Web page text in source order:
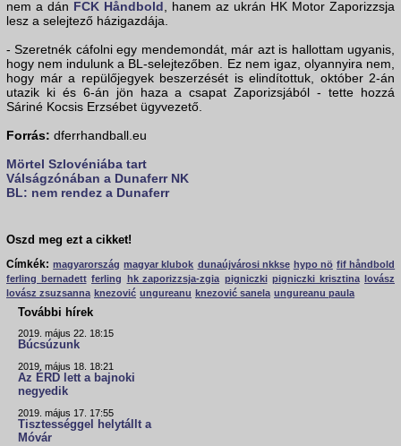
nem a dán FCK Håndbold, hanem az ukrán HK Motor Zaporizzsja
lesz a selejtező házigazdája.
- Szeretnék cáfolni egy mendemondát, már azt is hallottam ugyanis,
hogy nem indulunk a BL-selejtezőben. Ez nem igaz, olyannyira nem,
hogy már a repülőjegyek beszerzését is elindítottuk, október 2-án
utazik ki és 6-án jön haza a csapat Zaporizsjából - tette hozzá
Sáriné Kocsis Erzsébet ügyvezető.
Forrás: dferrhandball.eu
Mörtel Szlovéniába tart
Válságzónában a Dunaferr NK
BL: nem rendez a Dunaferr
Oszd meg ezt a cikket!
Címkék: magyarország magyar klubok dunaújvárosi nkkse hypo nö fif håndbold
ferling bernadett ferling hk zaporizzsja-zgia pigniczki pigniczki krisztina
lovász
lovász zsuzsanna knezović ungureanu knezović sanela ungureanu paula
További hírek
2019. május 22. 18:15
Búcsúzunk
2019. május 18. 18:21
Az ÉRD lett a bajnoki
negyedik
2019. május 17. 17:55
Tisztességgel helytállt a
Móvár